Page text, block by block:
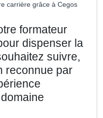
carrière grâce à Cegos
formateur
dispenser la
suivre,
reconnue par